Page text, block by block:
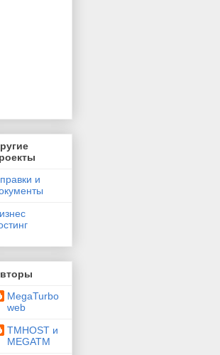
и
MegaTurbo
web
TMHOST и
MEGATM